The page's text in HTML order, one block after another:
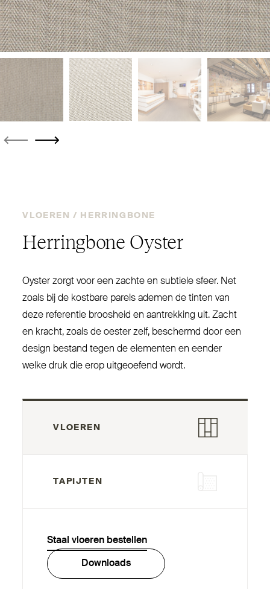
VLOEREN / HERRINGBONE
Her­ringbone Oyster
Oyster zorgt voor een zachte en subtiele sfeer. Net
zoals bij de kostbare parels ademen de tinten van
deze referentie broosheid en aan­trekking uit. Zacht
en kracht, zoals de oester zelf, beschermd door een
design bestand tegen de elementen en eender
welke druk die erop uit­geoefend wordt.
VLOEREN
TAPIJTEN
Staal vloeren bestellen
Downloads